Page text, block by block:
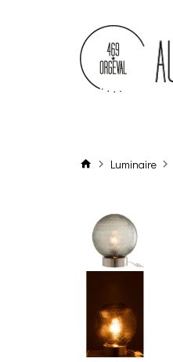
Luminaire